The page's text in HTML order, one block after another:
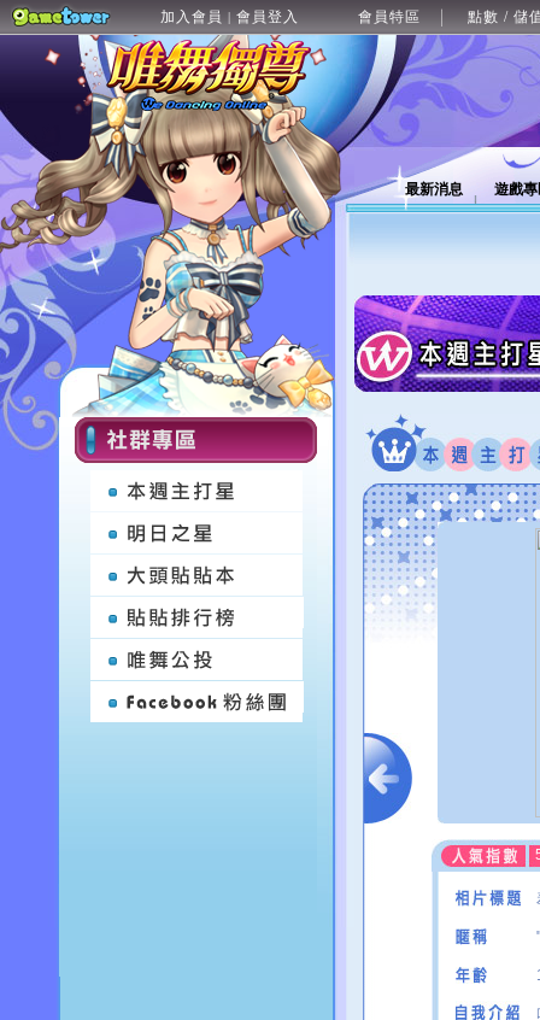
加入會員 | 會員登入 會員特區 點數 / 儲
最新消息 遊戲